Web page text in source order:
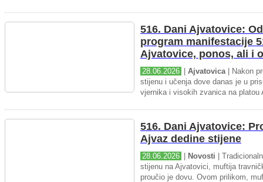
516. Dani Ajvatovice:
program manifestacije
Ajvatovice, ponos, ali i
28.06.2026 Ajvatovica| Nakon
stijenu i učenja dove danas je u
vjernika i visokih zvanica na platou
516. Dani Ajvatovice:
Ajvaz dedine stijene
28.06.2026 Novosti |
stijenu na Ajvatovici, muftija
proučio je dovu. Ovom prilikom,